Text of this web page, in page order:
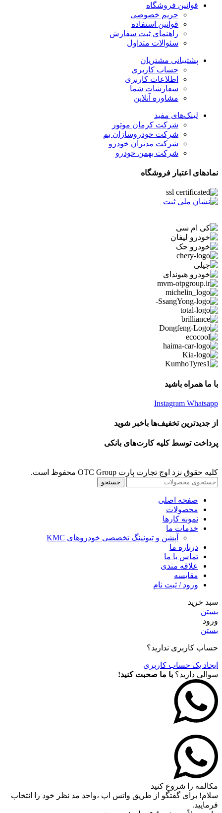
قوانین فروشگاه
حریم خصوصی
قوانین استفاده
راهنمای ثبت سفارش
سئوالات متداول
پشتیبانی مشتریان
حساب کاربری
اطلاعات کاربری
سفارشات شما
مشاوره آنلاین
لینک‌های مفید
شرکت کرمان موتور
شرکت خودروسازان بم
شرکت مدیران خودرو
شرکت بهمن خودرو
نمادهای اعتبار فروشگاه
با ما همراه باشید
Instagram Whatsapp
از جدیدترین تخفیف‌ها باخبر شوید
پرداخت توسط کلیه کارت‌های بانکی
کلیه حقوق نزد اوج تجارت پارت OTC Group محفوظ است.
جستجو
صفحه اصلی
محصولات
نمونه کارها
خدمات ما
آپشن و تیونینگ تخصصی خودروهای KMC
درباره ما
تماس با ما
علاقه مندی
مقايسه
ورود / ثبت نام
سبد خرید
بستن
ورود
بستن
حساب کاربری ندارید؟
ایجاد یک حساب کاربری
سوالی دارید؟ با ما صحبت کنید!
مکالمه را شروع کنید
سلام! برای گفتگو از طریق واتس اپ ،واحد مد نظر خود را انتخاب
فرمایید.